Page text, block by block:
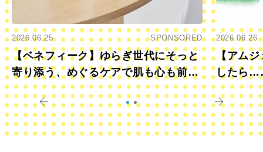
2026.06.25 SPONSORED
【ベネフィーク】ゆらぎ世代にそっと
寄り添う、めぐるケアで肌も心も前向
きに
2026.06.26
【アムジ
したら
すか？